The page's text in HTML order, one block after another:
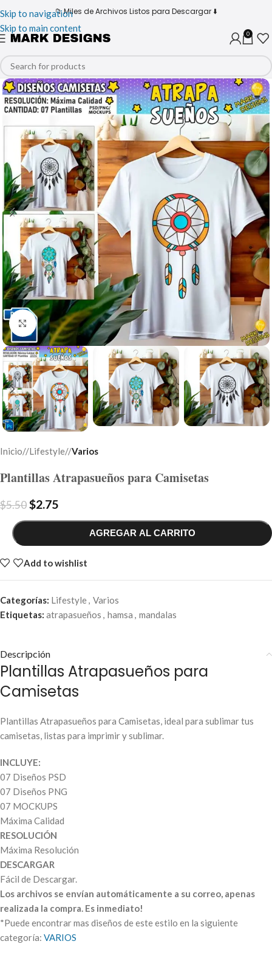
Skip to navigation
Skip to main content
📁 Miles de Archivos Listos para Descargar ⬇️
0
Click to enlarge
Inicio/ Lifestyle/ Varios
Plantillas Atrapasueños para Camisetas
$5.50$2.75
AGREGAR AL CARRITO
Add to wishlist
Categorías: Lifestyle, Varios
Etiquetas: atrapasueños , hamsa , mandalas
Descripción
Plantillas Atrapasueños para
Camisetas
Plantillas Atrapasueños para Camisetas, ideal para sublimar tus
camisetas, listas para imprimir y sublimar.
INCLUYE:
07 Diseños PSD
07 Diseños PNG
07 MOCKUPS
Máxima Calidad
RESOLUCIÓN
Máxima Resolución
DESCARGAR
Fácil de Descargar.
Los archivos se envían automáticamente a su correo, apenas
realizada la compra. Es inmediato!
*Puede encontrar mas diseños de este estilo en la siguiente
categoría: VARIOS